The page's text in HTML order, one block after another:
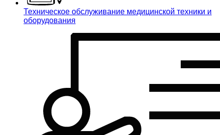
Техническое обслуживание медицинской техники и
оборудования